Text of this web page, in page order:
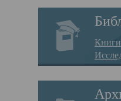
Книги